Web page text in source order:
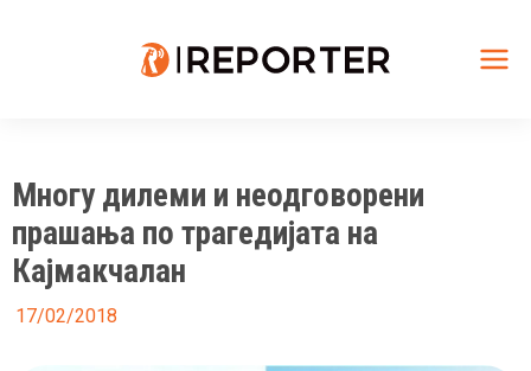
Многу дилеми и неодговорени
прашања по трагедијата на
Кајмакчалан
17/02/2018